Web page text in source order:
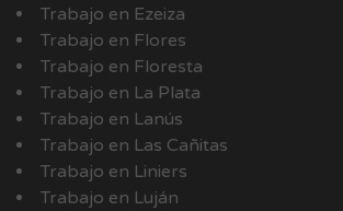
Trabajo en Ezeiza
Trabajo en Flores
Trabajo en Floresta
Trabajo en La Plata
Trabajo en Lanús
Trabajo en Las Cañitas
Trabajo en Liniers
Trabajo en Luján